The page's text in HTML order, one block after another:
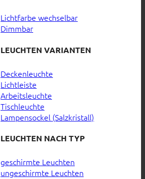
Lichtfarbe wechselbar
Dimmbar
LEUCHTEN VARIANTEN
Deckenleuchte
Lichtleiste
Arbeitsleuchte
Tischleuchte
Lampensockel (Salzkristall)
LEUCHTEN NACH TYP
geschirmte Leuchten
ungeschirmte Leuchten